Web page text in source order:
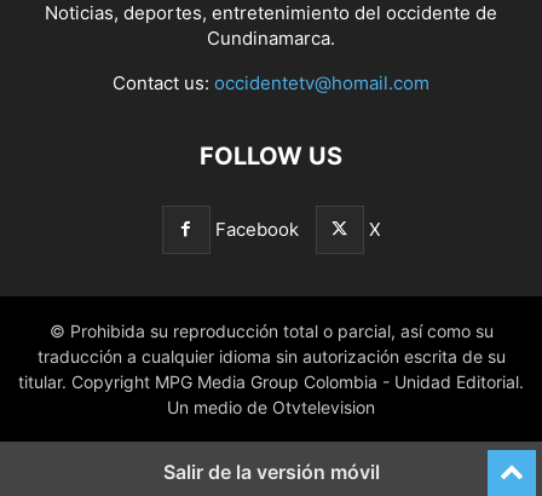
Noticias, deportes, entretenimiento del occidente de
Cundinamarca.
Contact us: occidentetv@homail.com
FOLLOW US
Facebook X
© Prohibida su reproducción total o parcial, así como su
traducción a cualquier idioma sin autorización escrita de su
titular. Copyright MPG Media Group Colombia - Unidad Editorial.
Un medio de Otvtelevision
Salir de la versión móvil